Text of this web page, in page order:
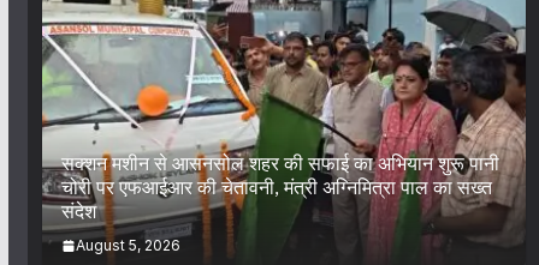
सक्शन मशीन से आसनसोल शहर की सफाई का अभियान शुरू पानी
चोरी पर एफआईआर की चेतावनी, मंत्री अग्निमित्रा पाल का सख्त
संदेश
August 5, 2026